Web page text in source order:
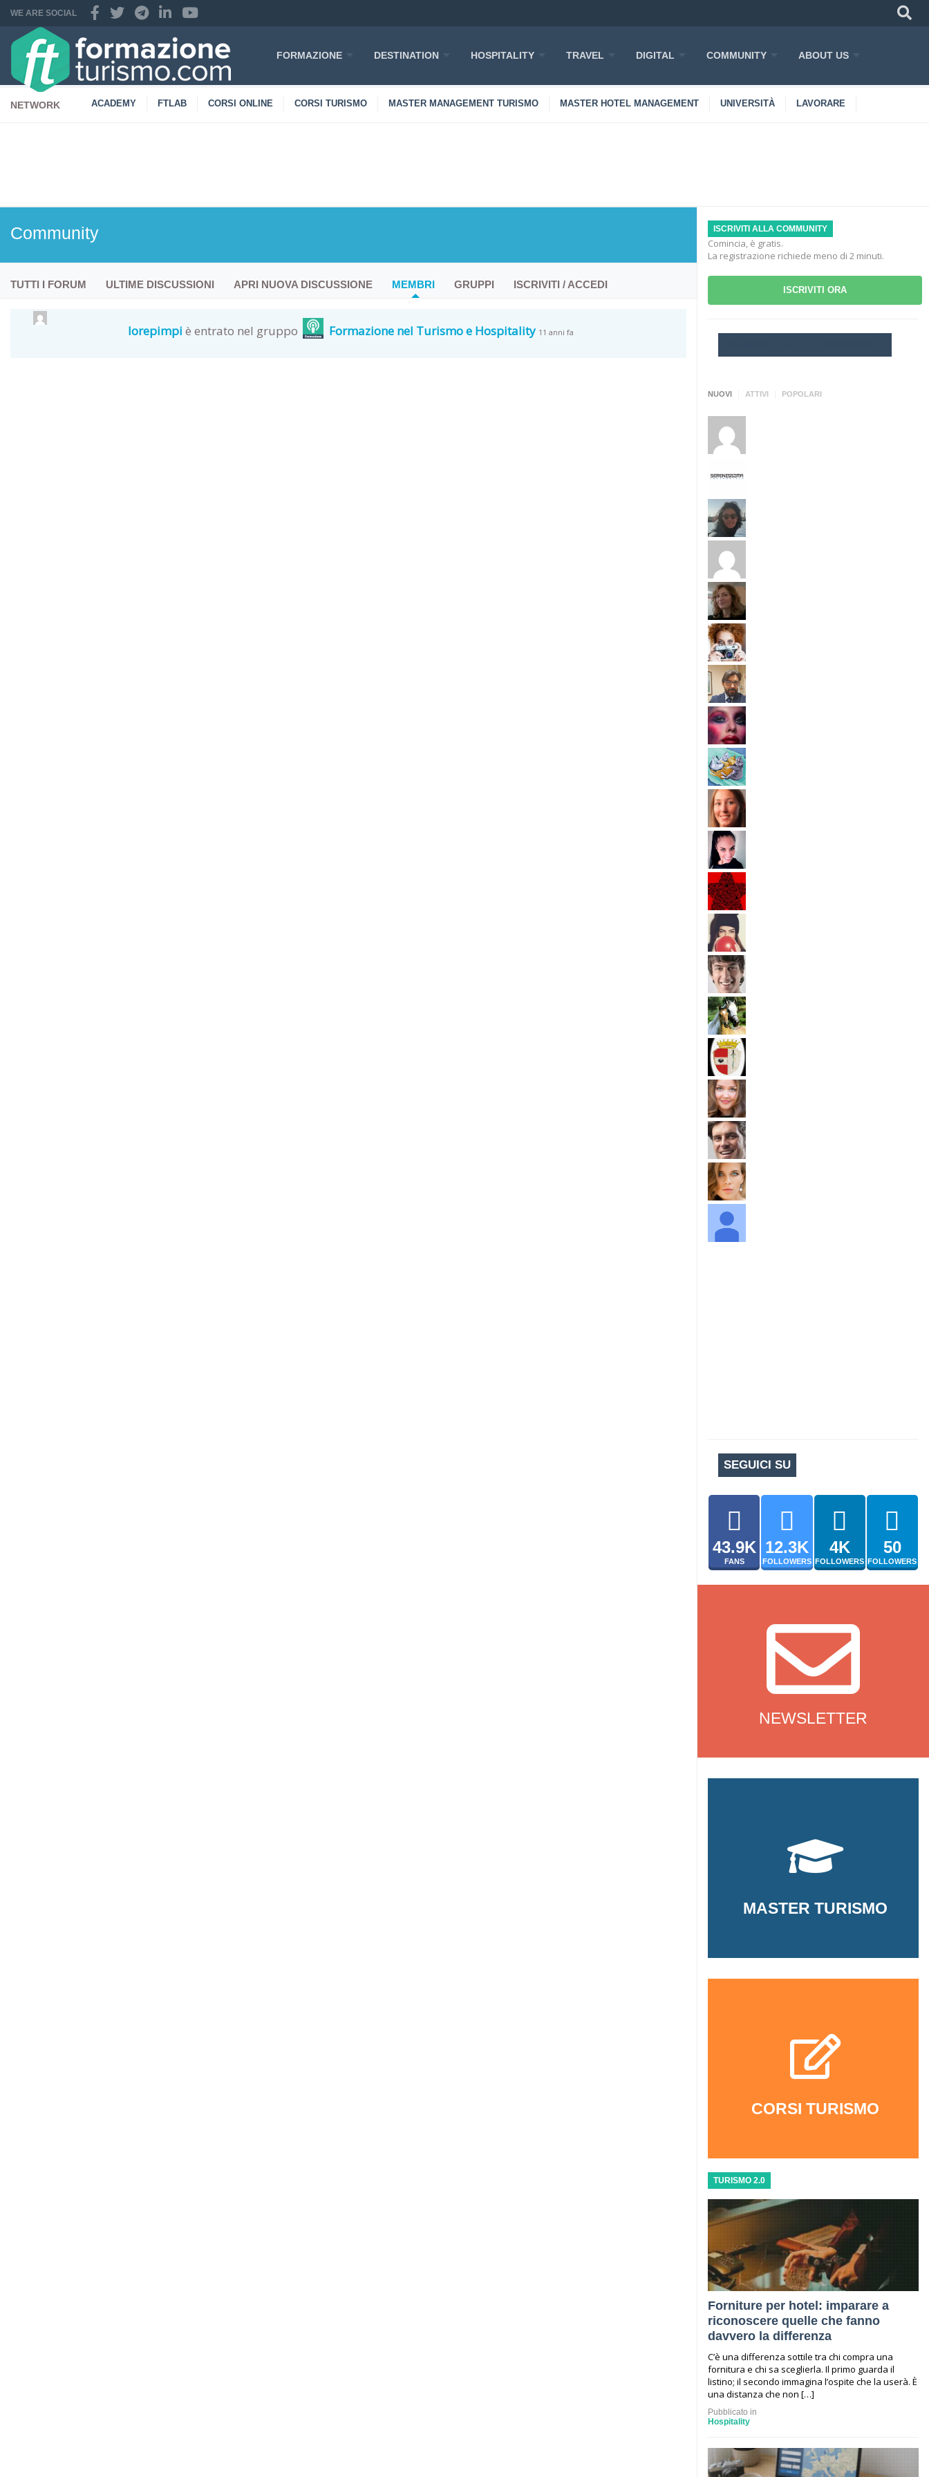
WE ARE SOCIAL
FORMAZIONE DESTINATION HOSPITALITY TRAVEL DIGITAL COMMUNITY ABOUT US
NETWORK ACADEMY FTLAB CORSI ONLINE CORSI TURISMO MASTER MANAGEMENT TURISMO MASTER HOTEL MANAGEMENT UNIVERSITÀ LAVORARE
Community
TUTTI I FORUM ULTIME DISCUSSIONI APRI NUOVA DISCUSSIONE MEMBRI GRUPPI ISCRIVITI / ACCEDI
lorepimpi è entrato nel gruppo Formazione nel Turismo e Hospitality 11 anni fa
ISCRIVITI ALLA COMMUNITY
Comincia, è gratis.
La registrazione richiede meno di 2 minuti.
NUOVI ATTIVI POPOLARI
SEGUICI SU
43.9K
FANS
12.3K
FOLLOWERS
4K
FOLLOWERS
50
FOLLOWERS
NEWSLETTER
MASTER TURISMO
CORSI TURISMO
TURISMO 2.0
Forniture per hotel: imparare a
riconoscere quelle che fanno
davvero la differenza
C’è una differenza sottile tra chi compra una
fornitura e chi sa sceglierla. Il primo guarda il
listino; il secondo immagina l’ospite che la userà. È
una distanza che non […]
Pubblicato in
Hospitality